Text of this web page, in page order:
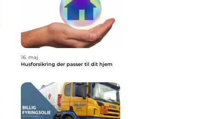
16. maj
Husforsikring der passer til dit hjem